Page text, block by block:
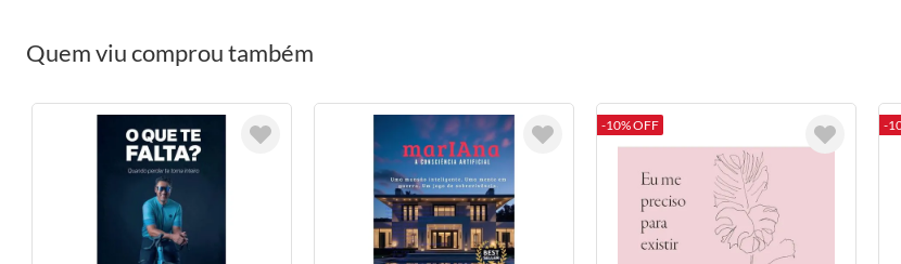
Quem viu comprou também
-10% OFF -